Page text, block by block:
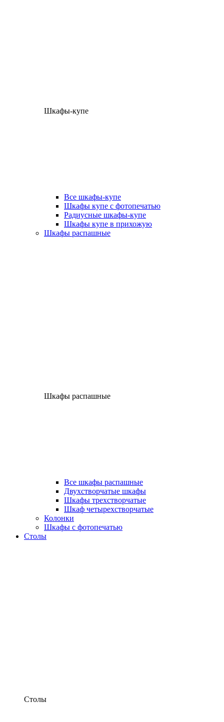
Шкафы-купе
Все шкафы-купе
Шкафы купе с фотопечатью
Радиусные шкафы-купе
Шкафы купе в прихожую
Шкафы распашные
Шкафы распашные
Все шкафы распашные
Двухстворчатые шкафы
Шкафы трехстворчатые
Шкаф четырехстворчатые
Колонки
Шкафы с фотопечатью
Столы
Столы